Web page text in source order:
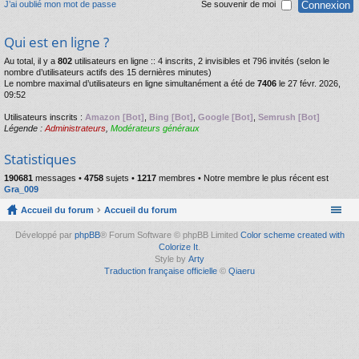
J’ai oublié mon mot de passe Se souvenir de moi
Qui est en ligne ?
Au total, il y a 802 utilisateurs en ligne :: 4 inscrits, 2 invisibles et 796 invités (selon le
nombre d’utilisateurs actifs des 15 dernières minutes)
Le nombre maximal d’utilisateurs en ligne simultanément a été de 7406 le 27 févr. 2026,
09:52
Utilisateurs inscrits : Amazon [Bot] Bing [Bot] Google [Bot] Semrush [Bot]
Légende : Administrateurs Modérateurs généraux
Statistiques
190681 messages • 4758 sujets • 1217 membres • Notre membre le plus récent est
Gra_009
Accueil du forum Accueil du forum
Développé par phpBB® Forum Software © phpBB Limited Color scheme created with
Colorize It.
Style by Arty
Traduction française officielle © Qiaeru